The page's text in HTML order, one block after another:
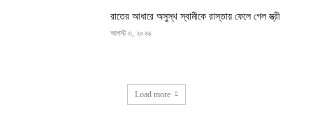
রাতের আধারে অসুস্থ স্বামীকে রাস্তায় ফেলে গেল স্ত্রী
আগস্ট ৩, ২০২৬
Load more